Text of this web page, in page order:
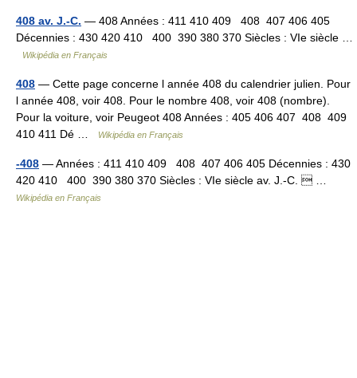
408 av. J.-C. — 408 Années : 411 410 409 408 407 406 405
Décennies : 430 420 410 400 390 380 370 Siècles : VIe siècle …
Wikipédia en Français
408 — Cette page concerne l année 408 du calendrier julien. Pour
l année 408, voir 408. Pour le nombre 408, voir 408 (nombre).
Pour la voiture, voir Peugeot 408 Années : 405 406 407 408 409
410 411 Dé …
Wikipédia en Français
-408 — Années : 411 410 409 408 407 406 405 Décennies : 430
420 410 400 390 380 370 Siècles : VIe siècle av. J.‑C.  …
Wikipédia en Français